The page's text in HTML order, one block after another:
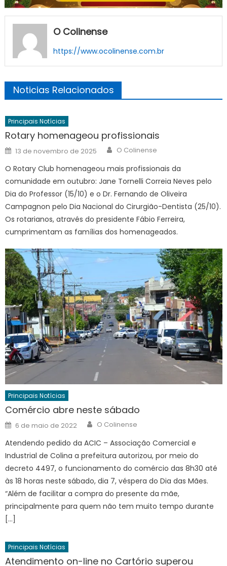
O Colinense
https://www.ocolinense.com.br
Noticias Relacionados
Principais Notícias
Rotary homenageou profissionais
Posted
on
13 de novembro de 2025 Author
O Colinense
O Rotary Club homenageou mais profissionais da
comunidade em outubro: Jane Tornelli Correia Neves pelo
Dia do Professor (15/10) e o Dr. Fernando de Oliveira
Campagnon pelo Dia Nacional do Cirurgião-Dentista (25/10).
Os rotarianos, através do presidente Fábio Ferreira,
cumprimentam as famílias dos homenageados.
Principais Notícias
Comércio abre neste sábado
Posted
on
6 de maio de 2022 Author
O Colinense
Atendendo pedido da ACIC – Associação Comercial e
Industrial de Colina a prefeitura autorizou, por meio do
decreto 4497, o funcionamento do comércio das 8h30 até
às 18 horas neste sábado, dia 7, véspera do Dia das Mães.
“Além de facilitar a compra do presente da mãe,
principalmente para quem não tem muito tempo durante
[…]
Principais Notícias
Atendimento on-line no Cartório superou